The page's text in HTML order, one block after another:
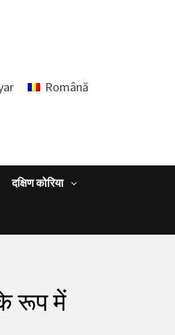
Română
दक्षिण कोरिया
के रूप में